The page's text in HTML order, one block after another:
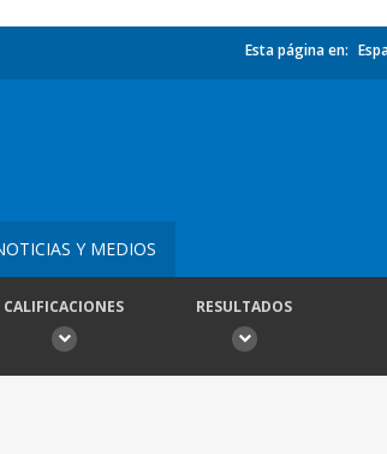
Esta página en:
Y MEDIOS
CALIFICACIONES RESULTADOS